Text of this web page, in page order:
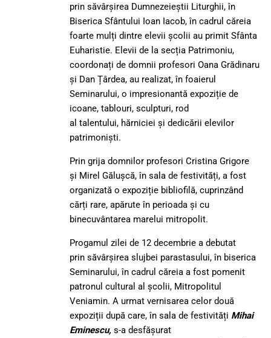
prin săvârșirea Dumnezeieștii Liturghii, în
Biserica Sfântului Ioan Iacob, în cadrul căreia
foarte mulți dintre elevii școlii au primit Sfânta
Euharistie. Elevii de la secția Patrimoniu,
coordonați de domnii profesori Oana Grădinaru
și Dan Țârdea, au realizat, în foaierul
Seminarului, o impresionantă expoziție de
icoane, tablouri, sculpturi, rod
al talentului, hărniciei și dedicării elevilor
patrimoniști.
Prin grija domnilor profesori Cristina Grigore
și Mirel Gălușcă, în sala de festivități, a fost
organizată o expoziție bibliofilă, cuprinzând
cărți rare, apărute în perioada și cu
binecuvântarea marelui mitropolit.
Progamul zilei de 12 decembrie a debutat
prin săvârșirea slujbei parastasului, în biserica
Seminarului, în cadrul căreia a fost pomenit
patronul cultural al școlii, Mitropolitul
Veniamin. A urmat vernisarea celor două
expoziții după care, în sala de festivități Mihai
Eminescu, s-a desfășurat